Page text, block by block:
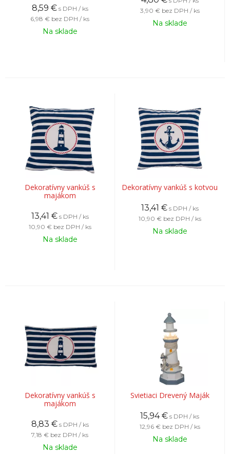
8,59 € s DPH / ks
6,98 € bez DPH / ks
Na sklade
3,90 € bez DPH / ks
Na sklade
Dekoratívny vankúš s
majákom
13,41 € s DPH / ks
10,90 € bez DPH / ks
Na sklade
Dekoratívny vankúš s kotvou
13,41 € s DPH / ks
10,90 € bez DPH / ks
Na sklade
Dekoratívny vankúš s
majákom
8,83 € s DPH / ks
7,18 € bez DPH / ks
Na sklade
Svietiaci Drevený Maják
15,94 € s DPH / ks
12,96 € bez DPH / ks
Na sklade